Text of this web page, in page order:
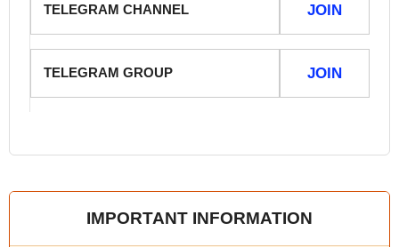
TELEGRAM CHANNEL JOIN
TELEGRAM GROUP JOIN
IMPORTANT INFORMATION